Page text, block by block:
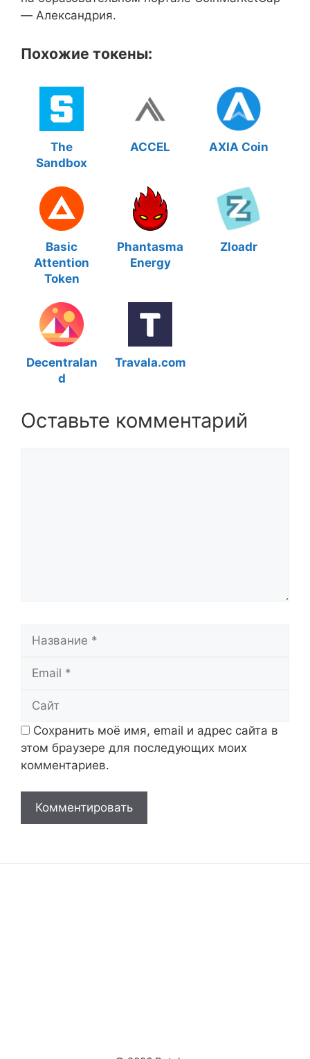
— Александрия.
Похожие токены:
The
Sandbox
ACCEL AXIA Coin
Basic
Attention
Token
Phantasma
Energy
Zloadr
Decentralan
d
Travala.com
Оставьте комментарий
Сохранить моё имя, email и адрес сайта в
этом браузере для последующих моих
комментариев.